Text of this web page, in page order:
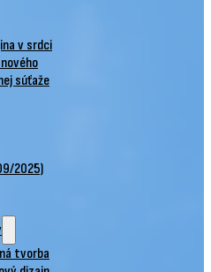
v srdci
súťaže
2025)
tvorba